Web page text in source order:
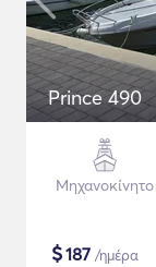
Prince 490
Μηχανοκίνητο
$187 /ημέρα